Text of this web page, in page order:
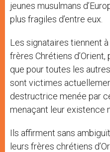
jeunes musulmans
plus fragiles d’entre eux.
Les signataires tiennent
frères Chrétiens d’Orient,
que pour toutes les
sont victimes
destructrice menée par
menaçant leur existence
Ils affirment sans
leurs frères chrétiens